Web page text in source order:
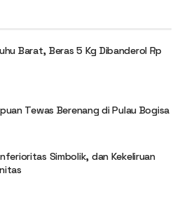
Barat, Beras 5 Kg Dibanderol Rp
Tewas Berenang di Pulau Bogisa
Simbolik, dan Kekeliruan